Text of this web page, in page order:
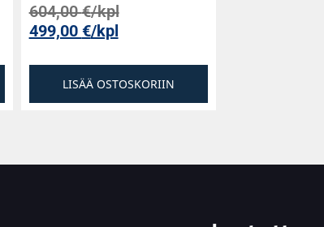
604,00€/kpl
499,00 €/kpl
LISÄÄ OSTOSKORIIN